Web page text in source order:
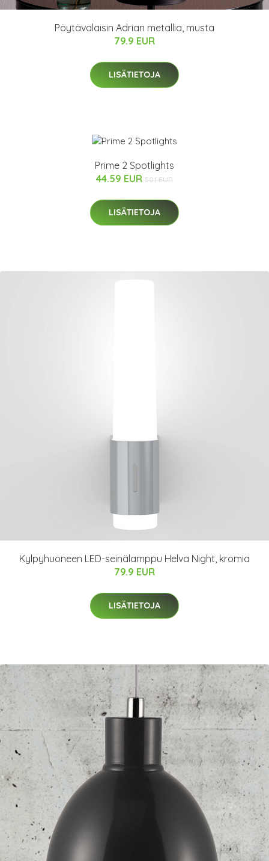
Pöytävalaisin Adrian metallia, musta
79.9 EUR
LISÄTIETOJA
Prime 2 Spotlights
44.59 EUR 50.1 EUR
LISÄTIETOJA
Kylpyhuoneen LED-seinälamppu Helva Night, kromia
79.9 EUR
LISÄTIETOJA